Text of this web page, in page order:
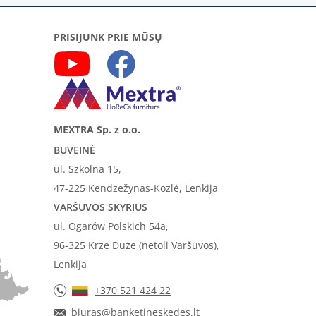
PRISIJUNK PRIE MŪSŲ
MEXTRA Sp. z o.o.
BUVEINĖ
ul. Szkolna 15,
47-225 Kendzežynas-Kozlė, Lenkija
VARŠUVOS SKYRIUS
ul. Ogarów Polskich 54a,
96-325 Krze Duże (netoli Varšuvos),
Lenkija
+370 521 424 22
biuras@banketineskedes.lt